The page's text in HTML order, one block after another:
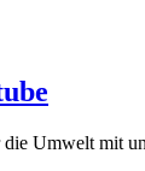
Umwelt mit